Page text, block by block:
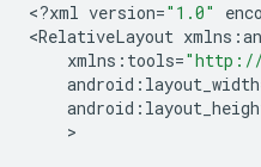
<?xml version="1.0"
<RelativeLayout xmlns :
xmlns : tools="http://
android : layout_width
android :
>